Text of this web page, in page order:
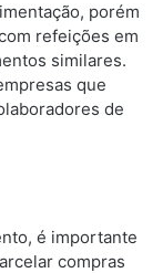
porém
refeições em
similares.
que
de
é importante
compras